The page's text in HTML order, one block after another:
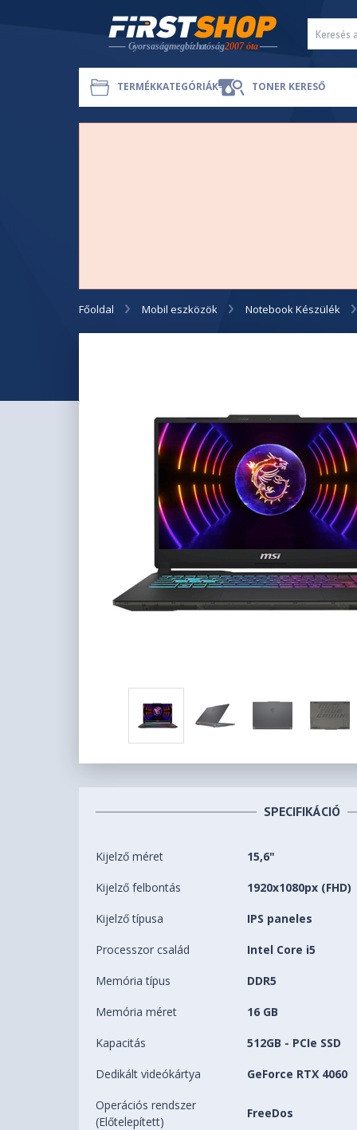
TERMÉKKATEGÓRIÁK TONER KERESŐ
Főoldal Mobil eszközök Notebook Készülék
SPECIFIKÁCIÓ
Kijelző méret 15,6"
Kijelző felbontás 1920x1080px (FHD)
Kijelző típusa IPS paneles
Processzor család Intel Core i5
Memória típus DDR5
Memória méret 16 GB
Kapacitás 512GB - PCIe SSD
Dedikált videókártya GeForce RTX 4060
Operációs rendszer
(Előtelepített)
FreeDos